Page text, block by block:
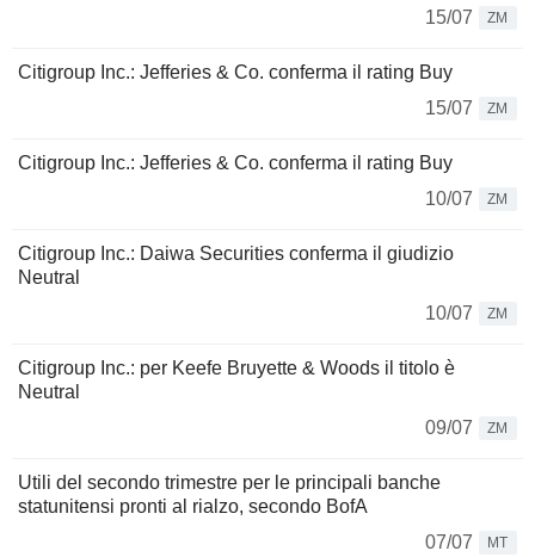
15/07
ZM
Citigroup Inc.: Jefferies & Co. conferma il rating Buy
15/07
ZM
Citigroup Inc.: Jefferies & Co. conferma il rating Buy
10/07
ZM
Citigroup Inc.: Daiwa Securities conferma il giudizio
Neutral
10/07
ZM
Citigroup Inc.: per Keefe Bruyette & Woods il titolo è
Neutral
09/07
ZM
Utili del secondo trimestre per le principali banche
statunitensi pronti al rialzo, secondo BofA
07/07
MT